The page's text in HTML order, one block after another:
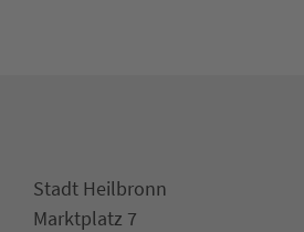
Stadt Heilbronn
Marktplatz 7